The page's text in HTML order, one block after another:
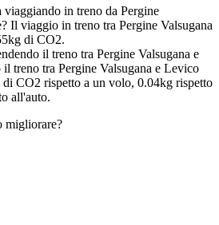
viaggiando in treno da Pergine
Il viaggio in treno tra Pergine Valsugana
di CO2.
il treno tra Pergine Valsugana e
il treno tra Pergine Valsugana e Levico
CO2 rispetto a un volo, 0.04kg rispetto
all'auto.
migliorare?